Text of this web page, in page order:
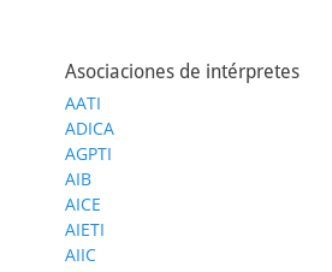
Asociaciones de intérpretes
AATI
ADICA
AGPTI
AIB
AICE
AIETI
AIIC